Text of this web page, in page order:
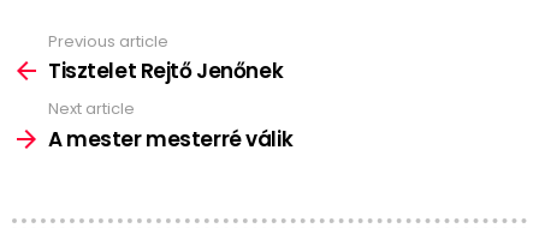
more
Previous article
Tisztelet Rejtő Jenőnek
Next article
A mester mesterré válik